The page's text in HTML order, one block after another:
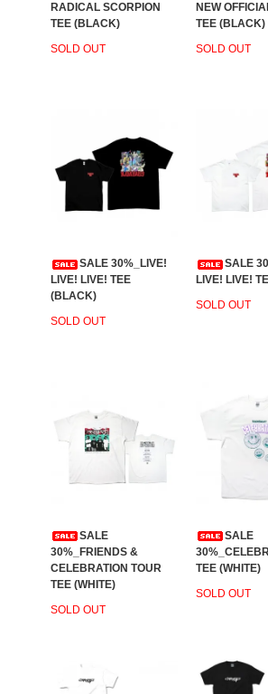
RADICAL SCORPION
TEE (BLACK)
SOLD OUT
NEW
TEE (BLACK)
SOLD OUT
SALE 30%_LIVE!
LIVE! LIVE! TEE
(BLACK)
SOLD OUT
SALE
LIVE! LIVE!
SOLD OUT
SALE
30%_FRIENDS &
CELEBRATION TOUR
TEE (WHITE)
SOLD OUT
SALE
TEE (WHITE)
SOLD OUT